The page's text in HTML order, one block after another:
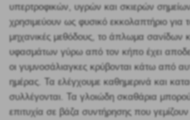
υπερτροφικών, υγρών και σκιερών
χρησιμεύουν ως φυσικό εκκολαπτήριο για
μηχανικές μεθόδους, το άπλωμα σανίδων
υφασμάτων γύρω από τον κήπο έχει
οι γυμνοσάλιαγκες κρύβονται κάτω από
ημέρας. Τα ελέγχουμε καθημερινά και
συλλέγονται. Τα γλοιώδη σκαθάρια
επιτυχία σε βάζα συντήρησης που